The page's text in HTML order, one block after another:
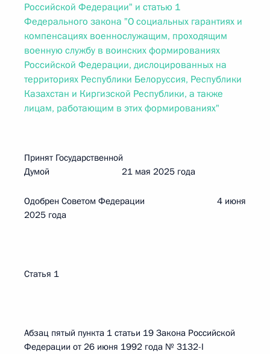
Российской Федерации" и статью 1
Федерального закона "О социальных гарантиях и
компенсациях военнослужащим, проходящим
военную службу в воинских формированиях
Российской Федерации, дислоцированных на
территориях Республики Белоруссия, Республики
Казахстан и Киргизской Республики, а также
лицам, работающим в этих формированиях"
Принят Государственной
Думой 21 мая 2025 года
Одобрен Советом Федерации 4 июня
2025 года
Статья 1
Абзац пятый пункта 1 статьи 19 Закона Российской
Федерации от 26 июня 1992 года № 3132-I